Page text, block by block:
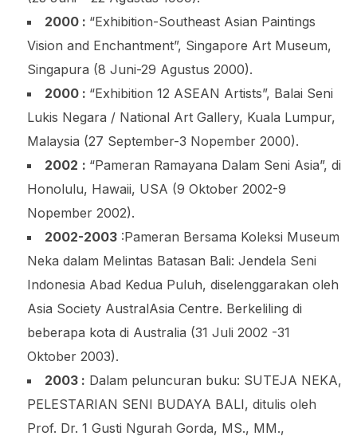
2000 : “Exhibition-Southeast Asian Paintings
Vision and Enchantment”, Singapore Art Museum,
Singapura (8 Juni-29 Agustus 2000).
2000 : “Exhibition 12 ASEAN Artists”, Balai Seni
Lukis Negara / National Art Gallery, Kuala Lumpur,
Malaysia (27 September-3 Nopember 2000).
2002 : “Pameran Ramayana Dalam Seni Asia”, di
Honolulu, Hawaii, USA (9 Oktober 2002-9
Nopember 2002).
2002-2003:Pameran Bersama Koleksi Museum
Neka dalam Melintas Batasan Bali: Jendela Seni
Indonesia Abad Kedua Puluh, diselenggarakan oleh
Asia Society AustralAsia Centre. Berkeliling di
beberapa kota di Australia (31 Juli 2002 -31
Oktober 2003).
2003 : Dalam peluncuran buku: SUTEJA NEKA,
PELESTARIAN SENI BUDAYA BALI, ditulis oleh
Prof. Dr. 1 Gusti Ngurah Gorda, MS., MM.,